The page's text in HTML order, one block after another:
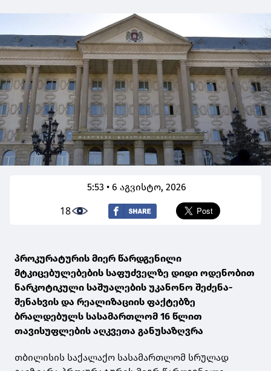
5:53 • 6 აგვისტო, 2026
18
პროკურატურის მიერ წარდგენილი
მტკიცებულებების საფუძველზე დიდი ოდენობით
ნარკოტიკული საშუალების უკანონო შეძენა-
შენახვის და რეალიზაციის ფაქტებზე
ბრალდებულს სასამართლომ 16 წლით
თავისუფლების აღკვეთა განუსაზღვრა
თბილისის საქალაქო სასამართლომ სრულად